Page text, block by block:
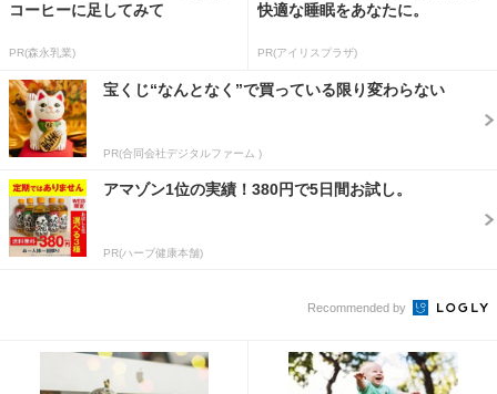
コーヒーに足してみて
PR(森永乳業)
快適な睡眠をあなたに。
PR(アイリスプラザ)
宝くじ“なんとなく”で買っている限り変わらない
PR(合同会社デジタルファーム )
アマゾン1位の実績！380円で5日間お試し。
PR(ハーブ健康本舗)
Recommended by